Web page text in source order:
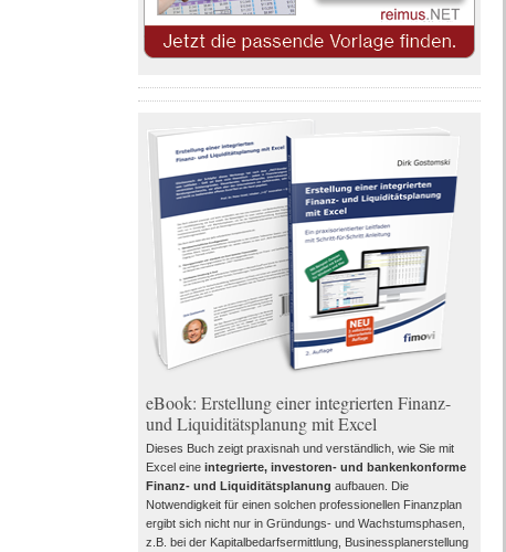
eBook: Erstellung einer integrierten Finanz-
und Liquiditätsplanung mit Excel
Dieses Buch zeigt praxisnah und verständlich, wie Sie mit
Excel eine integrierte, investoren- und bankenkonforme
Finanz- und Liquiditätsplanung aufbauen. Die
Notwendigkeit für einen solchen professionellen Finanzplan
ergibt sich nicht nur in Gründungs- und Wachstumsphasen,
z.B. bei der Kapitalbedarfsermittlung, Businessplanerstellung